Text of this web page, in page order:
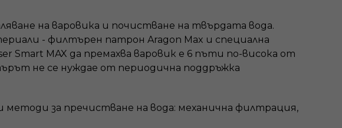
на варовика и почистване на твърдата вода.
- филтърен патрон Aragon Max и специална
MAX да премахва варовик е 6 пъти по-висока от
не се нуждае от периодична поддръжка
за пречистване на вода: механична филтрация,